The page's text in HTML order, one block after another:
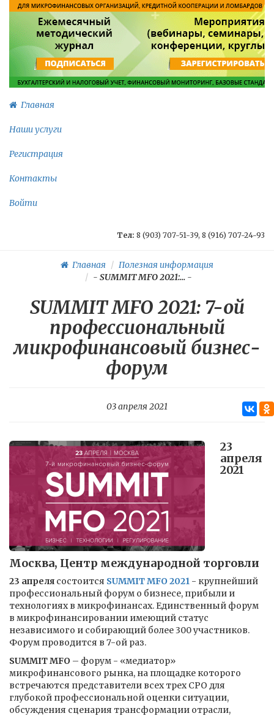
Главная
Наши услуги
Регистрация
Контакты
Войти
Тел: 8 (903) 707-51-39, 8 (916) 707-24-93
Главная
Полезная информация
- SUMMIT MFO 2021:... -
SUMMIT MFO 2021: 7-ой
профессиональный
микрофинансовый бизнес-
форум
03 апреля 2021
23
апреля
2021
Москва, Центр международной торговли
23 апреля состоится SUMMIT MFO 2021 - крупнейший
профессиональный форум о бизнесе, прибыли и
технологиях в микрофинансах. Единственный форум
в микрофинансировании имеющий статус
независимого и собирающий более 300 участников.
Форум проводится в 7-ой раз.
SUMMIT MFO – форум - «медиатор»
микрофинансового рынка, на площадке которого
встречаются представители всех трех СРО для
глубокой профессиональной оценки ситуации,
обсуждения сценария трансформации отрасли,